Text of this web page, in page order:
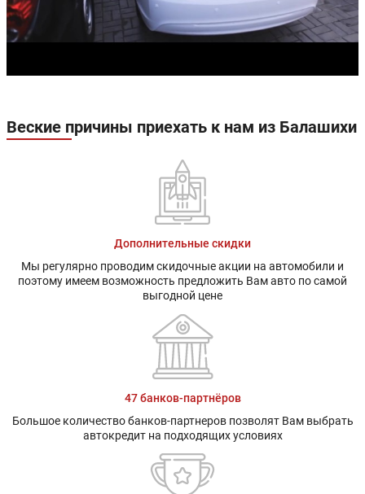
Веские причины приехать к нам из Балашихи
Дополнительные скидки
Мы регулярно проводим скидочные акции на автомобили и
поэтому имеем возможность предложить Вам авто по самой
выгодной цене
47 банков-партнёров
Большое количество банков-партнеров позволят Вам выбрать
автокредит на подходящих условиях